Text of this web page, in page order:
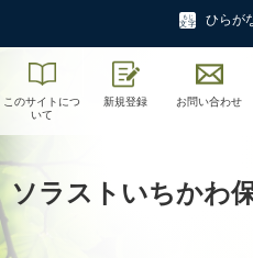
ひらが
このサイトにつ
いて
新規登録 お問い合わせ
ソラストいちかわ